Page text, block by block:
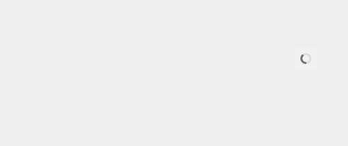
Loading…